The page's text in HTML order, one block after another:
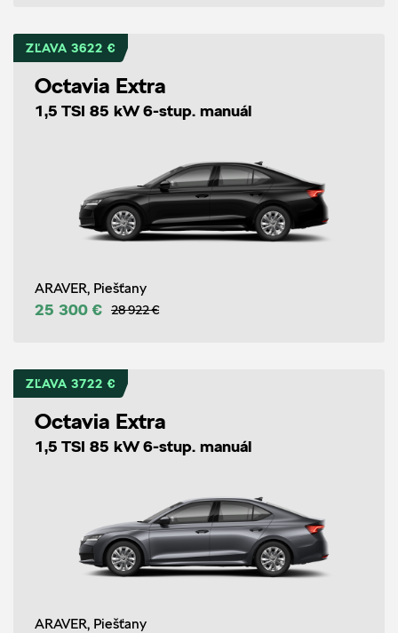
ZĽAVA 3622 €
Octavia Extra
1,5 TSI 85 kW 6-stup. manuál
ARAVER, Piešťany
25 300 € 28 922 €
ZĽAVA 3722 €
Octavia Extra
1,5 TSI 85 kW 6-stup. manuál
ARAVER, Piešťany